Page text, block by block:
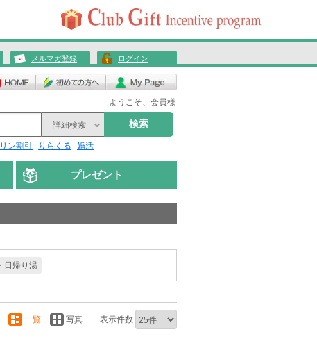
メルマガ登録 ログイン
ようこそ、会員様
詳細検索 検索
ン割引 りらくる 婚活
プレゼント
日帰り湯
一覧 写真 表示件数